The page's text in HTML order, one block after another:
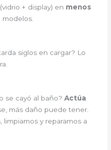
+ display) en menos
modelos.
siglos en cargar? Lo
se cayó al baño?Actúa
más daño puede tener.
limpiamos y reparamos a